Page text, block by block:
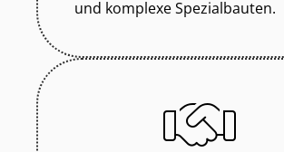
und komplexe Spezialbauten.